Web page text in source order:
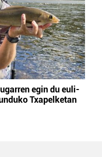
egin du euli-
Txapelketan